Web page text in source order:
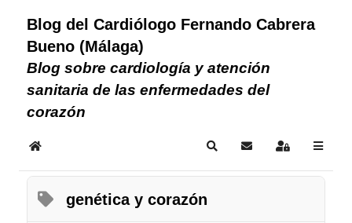
Blog del Cardiólogo Fernando Cabrera
Bueno (Málaga)
Blog sobre cardiología y atención
sanitaria de las enfermedades del
corazón
Home SearchSubscribe to blog
Sign In
genética y corazón